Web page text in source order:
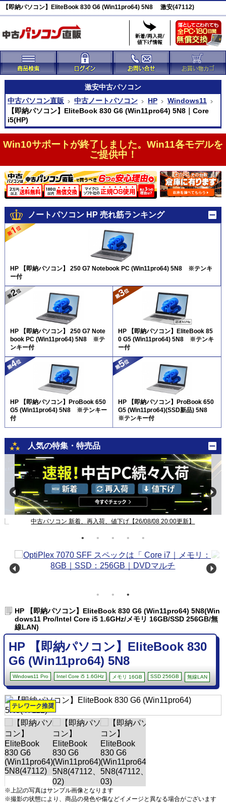
【即納パソコン】EliteBook 830 G6 (Win11pro64) 5N8 激安(47112)
激安中古パソコン
中古パソコン直販
中古ノートパソコン HP
Windows11
【即納パソコン】EliteBook 830 G6 (Win11pro64) 5N8｜Core
i5(HP)
Win10サポートが終了しました。Win11各モデルを
ご提供中！
ノートパソコン HP 売れ筋ランキング
HP 【即納パソコン】 250 G7 Notebook PC (Win11pro64) 5N8 ※テンキ
ー付
HP 【即納パソコン】 250 G7 Note
book PC (Win11pro64) 5N8 ※テ
ンキー付
HP 【即納パソコン】EliteBook 85
0 G5 (Win11pro64) 5N8 ※テンキ
ー付
HP 【即納パソコン】ProBook 650
G5 (Win11pro64) 5N8 ※テンキー
付
HP 【即納パソコン】ProBook 650
G5 (Win11pro64)(SSD新品) 5N8
※テンキー付
人気の特集・特売品
中古パソコン 新着、再入荷、値下げ【26/08/08 20:00更新】
HP 【即納パソコン】EliteBook 830 G6 (Win11pro64) 5N8(Win
dows11 Pro/Intel Core i5 1.6GHz/メモリ 16GB/SSD 256GB/無
線LAN)
HP 【即納パソコン】EliteBook 830
G6 (Win11pro64) 5N8
Windows11 Pro Intel Core i5 1.6GHz メモリ 16GB SSD 256GB 無線LAN
テレワーク推奨
※上記の写真はサンプル画像となります
※撮影の状態により、商品の発色や傷などイメージと異なる場合がございます